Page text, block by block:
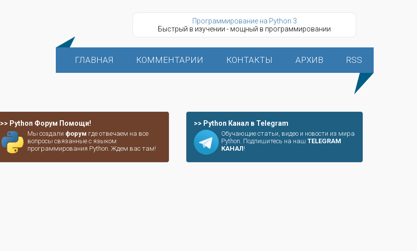
Программирование на Python 3
Быстрый в изучении - мощный в программировании
ГЛАВНАЯ КОММЕНТАРИИ КОНТАКТЫ АРХИВ RSS
>> Python Форум Помощи!
Мы создали форум где отвечаем на все
вопросы связанные с языком
программирования Python. Ждем вас там!
>> Python Канал в Telegram
Обучающие статьи, видео и новости из мира
Python. Подпишитесь на нашTELEGRAM
КАНАЛ!